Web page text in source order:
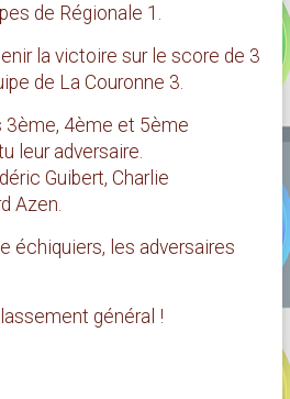
de Régionale 1.
la victoire sur le score de 3
de La Couronne 3.
3ème, 4ème et 5ème
leur adversaire.
Guibert, Charlie
Azen.
échiquiers, les adversaires
général !